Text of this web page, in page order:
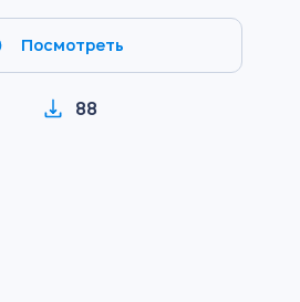
Посмотреть
88